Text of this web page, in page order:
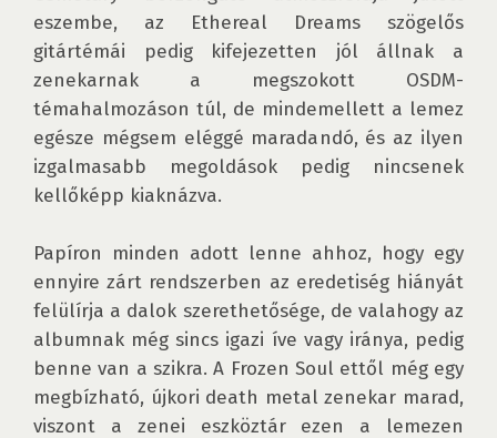
eszembe, az Ethereal Dreams szögelős
gitártémái pedig kifejezetten jól állnak a
zenekarnak a megszokott OSDM-
témahalmozáson túl, de mindemellett a lemez
egésze mégsem eléggé maradandó, és az ilyen
izgalmasabb megoldások pedig nincsenek
kellőképp kiaknázva.
Papíron minden adott lenne ahhoz, hogy egy
ennyire zárt rendszerben az eredetiség hiányát
felülírja a dalok szerethetősége, de valahogy az
albumnak még sincs igazi íve vagy iránya, pedig
benne van a szikra. A Frozen Soul ettől még egy
megbízható, újkori death metal zenekar marad,
viszont a zenei eszköztár ezen a lemezen